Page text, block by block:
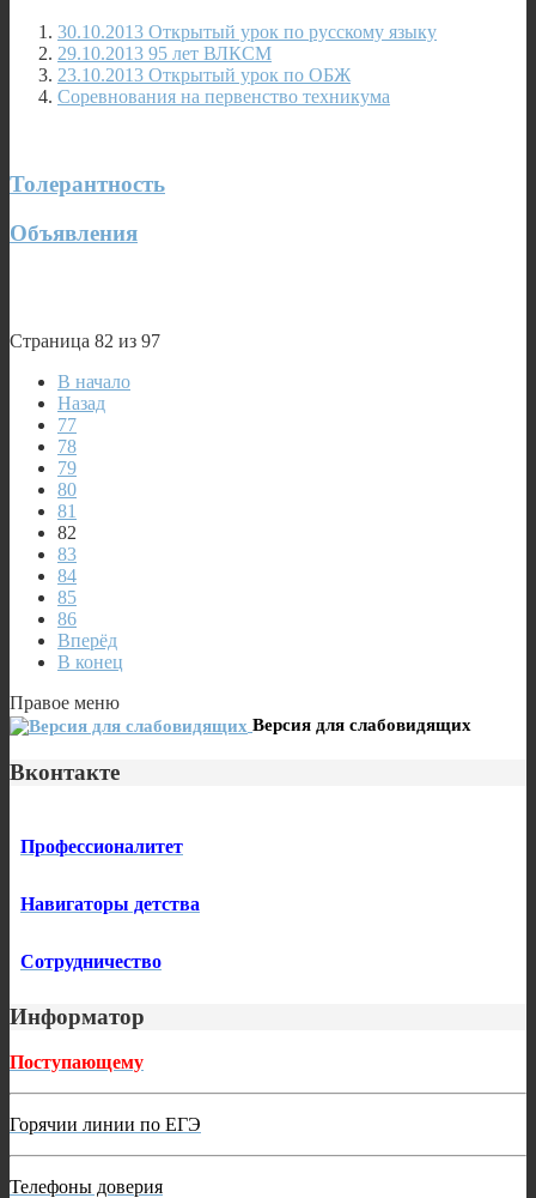
30.10.2013 Открытый урок по русскому языку
29.10.2013 95 лет ВЛКСМ
23.10.2013 Открытый урок по ОБЖ
Соревнования на первенство техникума
Толерантность
Объявления
Страница 82 из 97
В начало
Назад
77
78
79
80
81
82
83
84
85
86
Вперёд
В конец
Правое меню
Версия для слабовидящих
Вконтакте
Профессионалитет
Навигаторы детства
Сотрудничество
Информатор
Поступающему
Горячии линии по ЕГЭ
Телефоны доверия